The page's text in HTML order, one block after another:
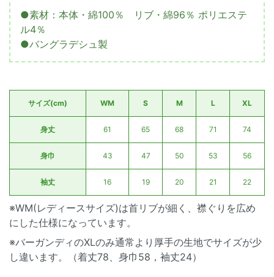
●素材：本体・綿100％ リブ・綿96％ ポリエステ
ル4％
●バングラデシュ製
サイズ(cm) WM S M L XL
身丈 61 65 68 71 74
身巾 43 47 50 53 56
袖丈 16 19 20 21 22
※WM(レディースサイズ)は首リブが細く、襟ぐりを広め
にした仕様になっています。
※バーガンディのXLのみ通常より厚手の生地でサイズが少
し違います。（着丈78、身巾58，袖丈24）